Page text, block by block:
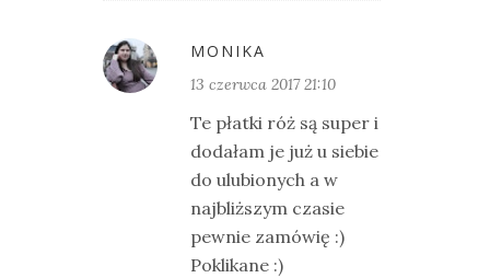
MONIKA
13 czerwca 2017 21:10
Te płatki róż są super i
dodałam je już u siebie
do ulubionych a w
najbliższym czasie
pewnie zamówię :)
Poklikane :)